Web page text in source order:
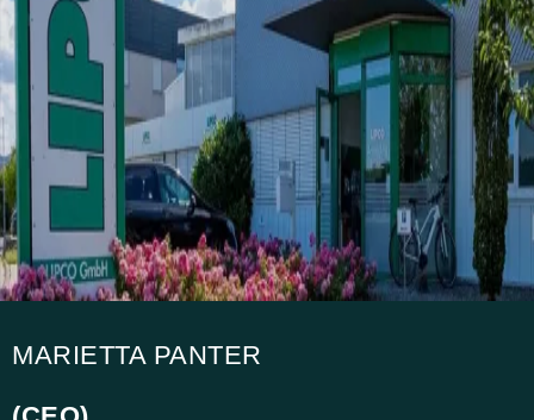
MARIETTA PANTER